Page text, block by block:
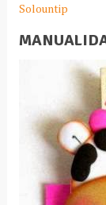
Solountip